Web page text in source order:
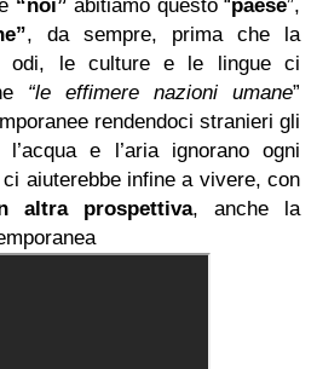
“noi” abitiamo questo “paese”,
, da sempre, prima che la
odi, le culture e le lingue ci
“le effimere nazioni umane”
rendendoci stranieri gli
e l’aria ignorano ogni
aiuterebbe infine a vivere, con
altra prospettiva, anche la